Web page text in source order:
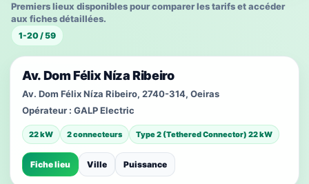
Premiers lieux disponibles pour comparer les tarifs et accéder
aux fiches détaillées.
1-20 / 59
Av. Dom Félix Níza Ribeiro
Av. Dom Félix Níza Ribeiro, 2740-314, Oeiras
Opérateur : GALP Electric
22 kW 2 connecteurs Type 2 (Tethered Connector) 22 kW
Fiche lieu Ville Puissance